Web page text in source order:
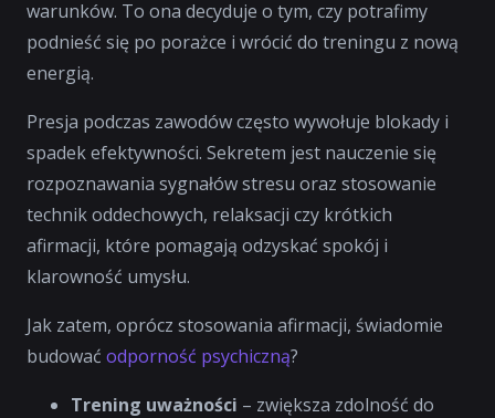
warunków. To ona decyduje o tym, czy potrafimy
podnieść się po porażce i wrócić do treningu z nową
energią.
Presja podczas zawodów często wywołuje blokady i
spadek efektywności. Sekretem jest nauczenie się
rozpoznawania sygnałów stresu oraz stosowanie
technik oddechowych, relaksacji czy krótkich
afirmacji, które pomagają odzyskać spokój i
klarowność umysłu.
Jak zatem, oprócz stosowania afirmacji, świadomie
budować odporność psychiczną?
Trening uważności – zwiększa zdolność do